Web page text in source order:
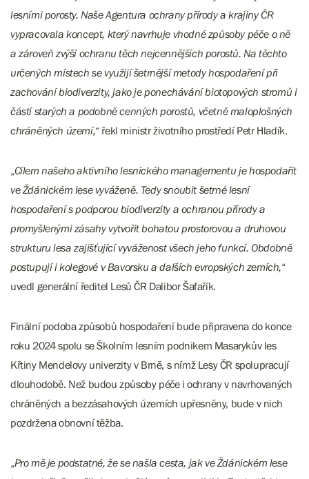
lesními porosty. Naše Agentura ochrany přírody a krajiny ČR
vypracovala koncept, který navrhuje vhodné způsoby péče o ně
a zároveň zvýší ochranu těch nejcennějších porostů. Na těchto
určených místech se využijí šetrnější metody hospodaření při
zachování biodiverzity, jako je ponechávání biotopových stromů i
částí starých a podobně cenných porostů, včetně maloplošných
chráněných území,“ řekl ministr životního prostředí Petr Hladík.
„Cílem našeho aktivního lesnického managementu je hospodařit
ve Ždánickém lese vyváženě. Tedy snoubit šetrné lesní
hospodaření s podporou biodiverzity a ochranou přírody a
promyšlenými zásahy vytvořit bohatou prostorovou a druhovou
strukturu lesa zajišťující vyváženost všech jeho funkcí. Obdobně
postupují i kolegové v Bavorsku a dalších evropských zemích,“
uvedl generální ředitel Lesů ČR Dalibor Šafařík.
Finální podoba způsobů hospodaření bude připravena do konce
roku 2024 spolu se Školním lesním podnikem Masarykův les
Křtiny Mendelovy univerzity v Brně, s nímž Lesy ČR spolupracují
dlouhodobě. Než budou způsoby péče i ochrany v navrhovaných
chráněných a bezzásahových územích upřesněny, bude v nich
pozdržena obnovní těžba.
„Pro mě je podstatné, že se našla cesta, jak ve Ždánickém lese